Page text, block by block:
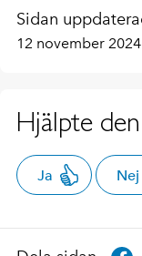
Sidan
12 november 2024
Hjälpte
Ja Nej